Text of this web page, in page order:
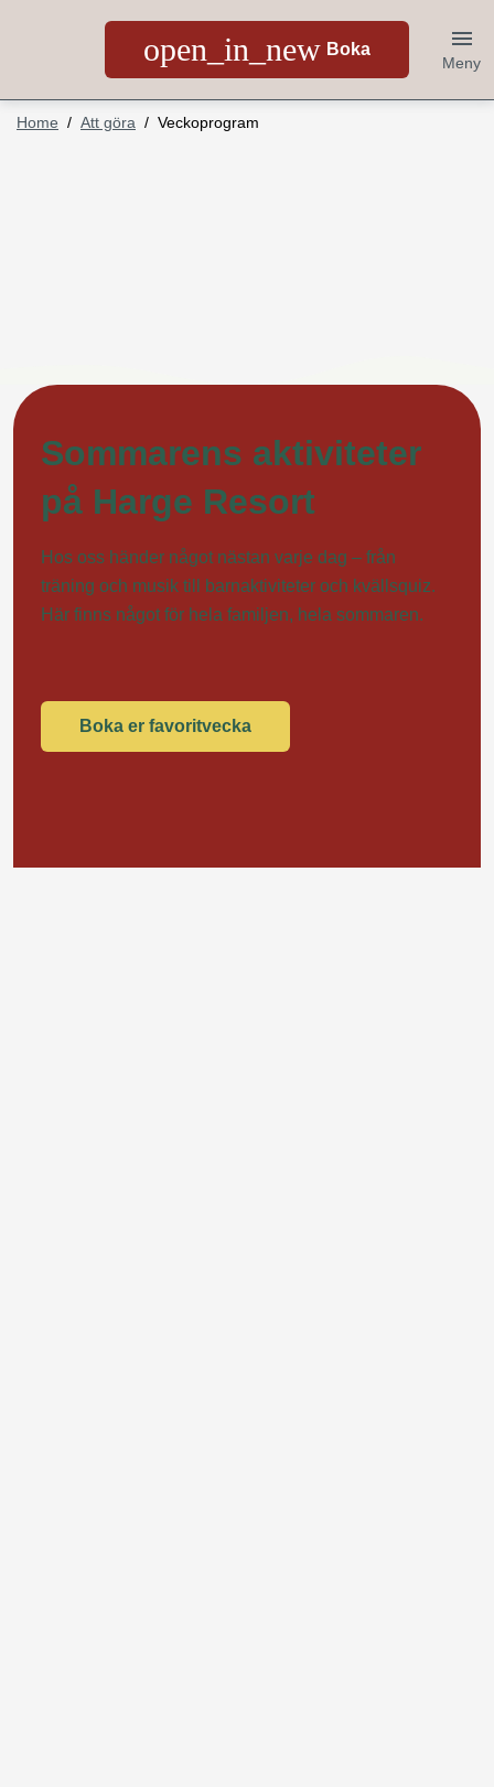
open_in_new Boka
Meny
Home Att göra Veckoprogram
Sommarens aktiviteter
på Harge Resort
Hos oss händer något nästan varje dag – från
träning och musik till barnaktiviteter och kvällsquiz.
Här finns något för hela familjen, hela sommaren.
Boka er favoritvecka